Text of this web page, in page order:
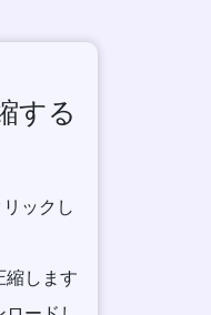
する
ックし
縮します